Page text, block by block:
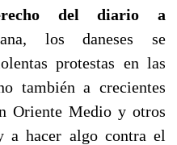
del diario a
los daneses se
protestas en las
también a crecientes
Oriente Medio y otros
a hacer algo contra el